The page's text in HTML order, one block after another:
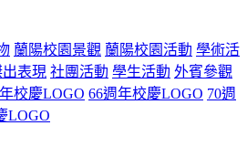
蘭陽校園景觀 蘭陽校園活動 學術活
表現 社團活動 學生活動 外賓參觀
校慶LOGO 66週年校慶LOGO 70週
LOGO